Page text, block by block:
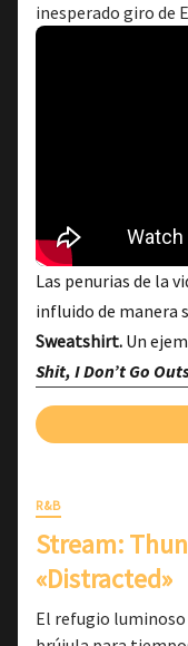
inesperado giro de
Las penurias de la
influido de manera
Sweatshirt. Un
Shit, I Don’t Go
R&B
Stream:
«Distracted»
El refugio luminoso